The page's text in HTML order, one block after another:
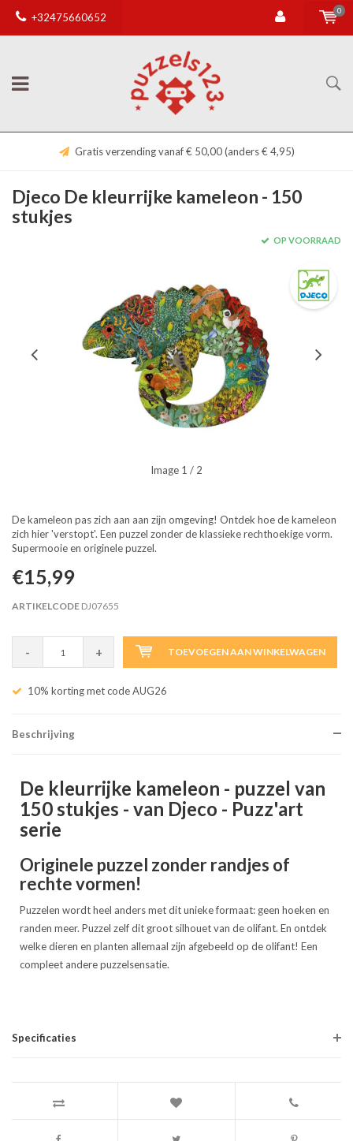
+32475660652
0
Gratis verzending vanaf € 50,00 (anders € 4,95)
Djeco De kleurrijke kameleon - 150
stukjes
OP VOORRAAD
Image 1 / 2
De kameleon pas zich aan aan zijn omgeving! Ontdek hoe de kameleon
zich hier 'verstopt'. Een puzzel zonder de klassieke rechthoekige vorm.
Supermooie en originele puzzel.
€15,99
ARTIKELCODE DJ07655
- + TOEVOEGEN AAN WINKELWAGEN
10% korting met code AUG26
Beschrijving
De kleurrijke kameleon - puzzel van
150 stukjes - van Djeco - Puzz'art
serie
Originele puzzel zonder randjes of
rechte vormen!
Puzzelen wordt heel anders met dit unieke formaat: geen hoeken en
randen meer. Puzzel zelf dit groot silhouet van de olifant. En ontdek
welke dieren en planten allemaal zijn afgebeeld op de olifant! Een
compleet andere puzzelsensatie.
Specificaties